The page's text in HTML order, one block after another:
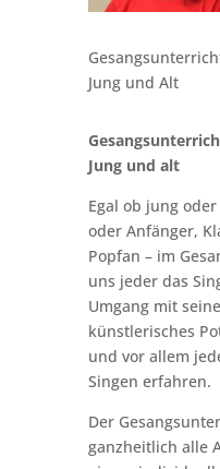
Jung und Alt
Jung und alt
Egal ob jung
oder Anfänger,
Popfan – im
uns jeder das
Umgang mit
künstlerisches
und vor allem
Singen erfahren.
Der
ganzheitlich alle